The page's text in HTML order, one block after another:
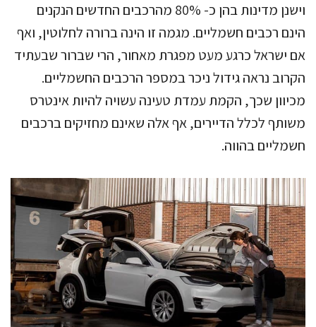
וישנן מדינות בהן כ- 80% מהרכבים החדשים הנקנים
הינם רכבים חשמליים. מגמה זו הינה ברורה לחלוטין, ואף
אם ישראל כרגע מעט מפגרת מאחור, הרי שברור שבעתיד
הקרוב נראה גידול ניכר במספר הרכבים החשמליים.
מכיוון שכך, הקמת עמדת טעינה עשויה להיות אינטרס
משותף לכלל הדיירים, אף אלה שאינם מחזיקים ברכבים
חשמליים בהווה.